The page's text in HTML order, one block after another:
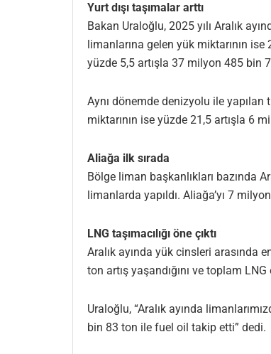
Yurt dışı taşımalar arttı
Bakan Uraloğlu, 2025 yılı Aralık
limanlarına gelen yük miktarının
yüzde 5,5 artışla 37 milyon 485 bin
Aynı dönemde denizyolu ile
miktarının ise yüzde 21,5 artışla 6
Aliağa ilk sırada
Bölge liman başkanlıkları bazında
limanlarda yapıldı. Aliağa’yı 7
LNG taşımacılığı öne çıktı
Aralık ayında yük cinsleri arasında
ton artış yaşandığını ve toplam
Uraloğlu, “Aralık ayında
bin 83 ton ile fuel oil takip etti” dedi.